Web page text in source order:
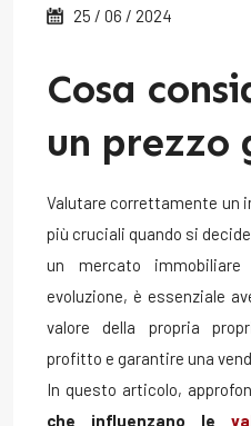
25 / 06 / 2024
Cosa
un prezzo
Valutare correttamente un
più cruciali quando si
un mercato
evoluzione, è essenziale
valore della propria
profitto e garantire una
In questo articolo,
che influenzano le